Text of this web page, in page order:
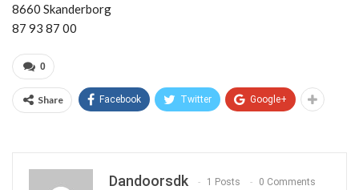
8660 Skanderborg
87 93 87 00
0
Share Facebook Twitter Google+
Dandoorsdk 1 Posts 0 Comments